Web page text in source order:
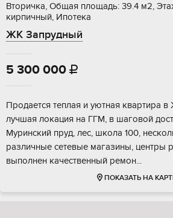
Вторичка, Общая площадь: 39.4 м2,
кирпичный, Ипотека
ЖК Запрудный
5 300 000 
Прoдaется теплaя и уютная квартира
лучшая локация на ГГМ, в шаговой
Муринский пруд, лес, школа 100,
различные сетевые магазины, центры
выполнен качественный ремон...
ПОКАЗАТЬ НА